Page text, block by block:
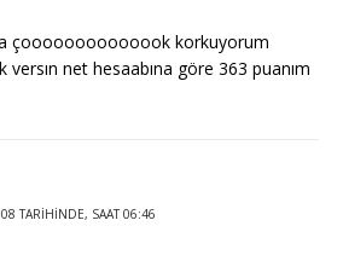
çoooooooooooook korkuyorum
versın net hesaabına göre 363 puanım
TARIHINDE, SAAT 06:46